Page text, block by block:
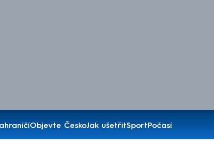
Objevte ČeskoJak ušetřitSportPočasí